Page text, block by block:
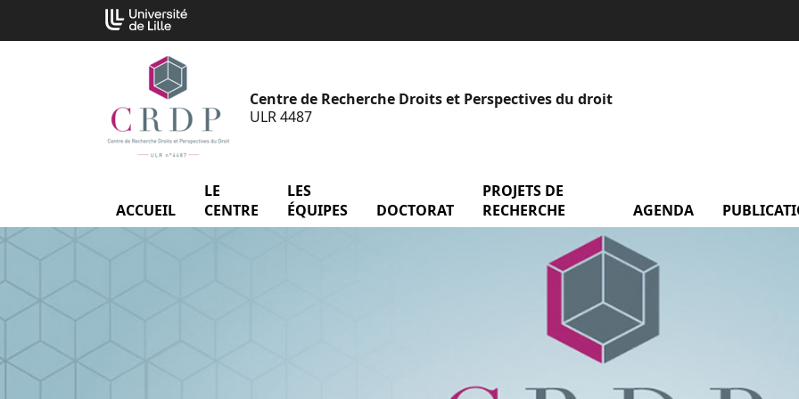
Centre de Recherche Droits et Perspectives du droit
ULR 4487
ACCUEIL
LE
CENTRE
menu Le Centre
LES
ÉQUIPES
menu Les équipes
DOCTORAT
menu Doctorat
PROJETS DE
RECHERCHE
AGENDA menu
Cookies management panel